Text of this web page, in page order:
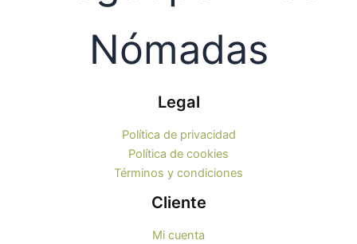
producto
Legal
Política de privacidad
Política de cookies
Términos y condiciones
Cliente
Mi cuenta